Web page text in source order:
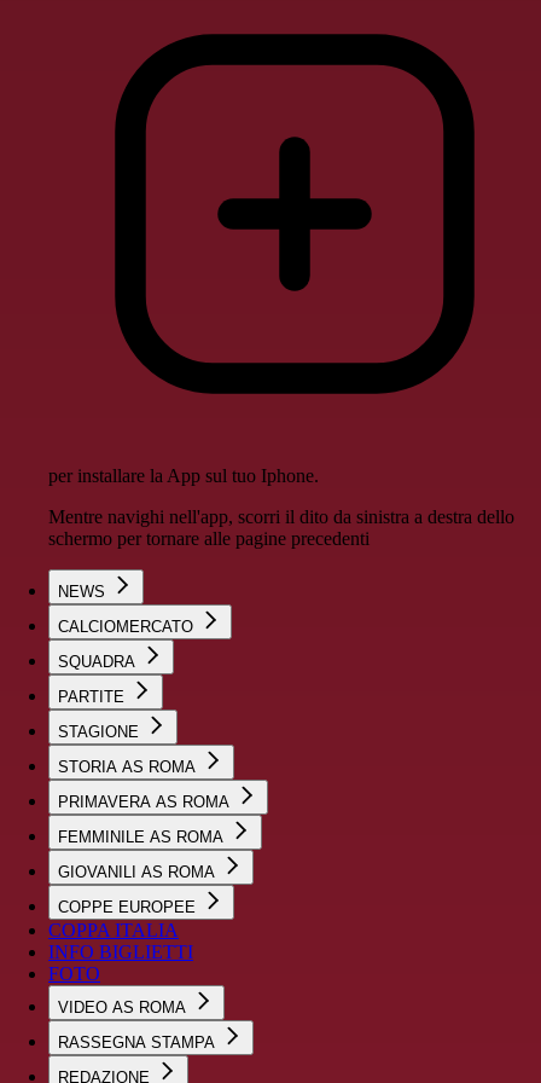
per installare la App sul tuo Iphone.
Mentre navighi nell'app, scorri il dito da sinistra a destra dello
schermo per tornare alle pagine precedenti
NEWS
CALCIOMERCATO
SQUADRA
PARTITE
STAGIONE
STORIA AS ROMA
PRIMAVERA AS ROMA
FEMMINILE AS ROMA
GIOVANILI AS ROMA
COPPE EUROPEE
COPPA ITALIA
INFO BIGLIETTI
FOTO
VIDEO AS ROMA
RASSEGNA STAMPA
REDAZIONE